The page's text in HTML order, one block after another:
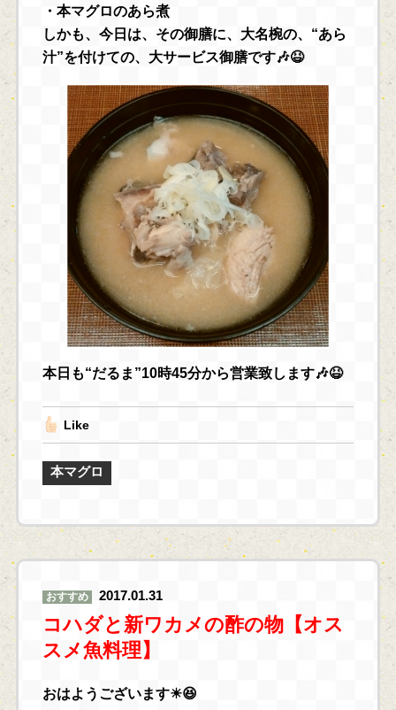
・本マグロのあら煮
しかも、今日は、その御膳に、大名椀の、“あら
汁”を付けての、大サービス御膳です🎶😆
本日も“だるま”10時45分から営業致します🎶😆
Like
本マグロ
おすすめ 2017.01.31
コハダと新ワカメの酢の物【オス
スメ魚料理】
おはようございます☀😆